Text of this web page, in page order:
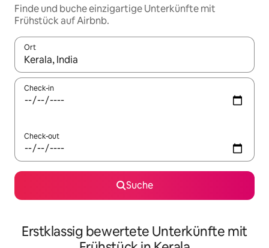
Finde und buche einzigartige Unterkünfte mit
Frühstück auf Airbnb.
Ort
Wenn Ergebnisse verfügbar sind, navigiere mit den
Check-in
Check-out
Suche
Erstklassig bewertete Unterkünfte mit